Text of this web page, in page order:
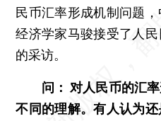
民币汇率形成机制问题
经济学家马骏接受了人
的采访。
问： 对人民币的汇
不同的理解。有人认为